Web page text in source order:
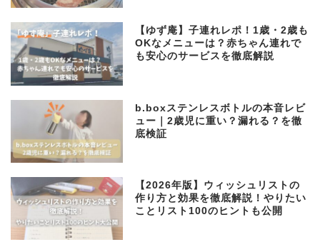
【ゆず庵】子連れレポ！1歳・2歳も
OKなメニューは？赤ちゃん連れで
も安心のサービスを徹底解説
b.boxステンレスボトルの本音レビ
ュー｜2歳児に重い？漏れる？を徹
底検証
【2026年版】ウィッシュリストの
作り方と効果を徹底解説！やりたい
ことリスト100のヒントも公開